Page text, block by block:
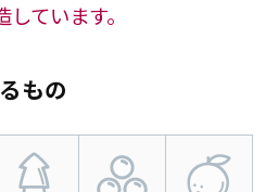
ています。
もの